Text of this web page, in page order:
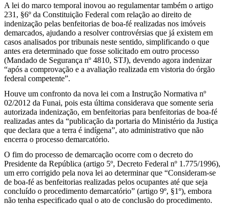
A lei do marco temporal inovou ao regulamentar também o artigo
231, §6º da Constituição Federal com relação ao direito de
indenização pelas benfeitorias de boa-fé realizadas nos imóveis
demarcados, ajudando a resolver controvérsias que já existem em
casos analisados por tribunais neste sentido, simplificando o que
antes era determinado que fosse solicitado em outro processo
(Mandado de Segurança nº 4810, STJ), devendo agora indenizar
“após a comprovação e a avaliação realizada em vistoria do órgão
federal competente”.
Houve um confronto da nova lei com a Instrução Normativa nº
02/2012 da Funai, pois esta última considerava que somente seria
autorizada indenização, em benfeitorias para benfeitorias de boa-fé
realizadas antes da “publicação da portaria do Ministério da Justiça
que declara que a terra é indígena”, ato administrativo que não
encerra o processo demarcatório.
O fim do processo de demarcação ocorre com o decreto do
Presidente da República (artigo 5º, Decreto Federal nº 1.775/1996),
um erro corrigido pela nova lei ao determinar que “Consideram-se
de boa-fé as benfeitorias realizadas pelos ocupantes até que seja
concluído o procedimento demarcatório” (artigo 9º, §1º), embora
não tenha especificado qual o ato de conclusão do procedimento.